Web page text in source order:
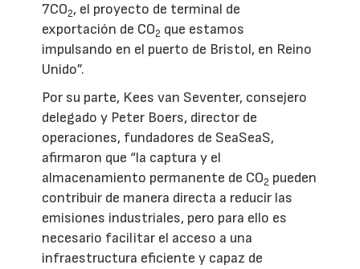
7CO2, el proyecto de terminal de
exportación de CO2 que estamos
impulsando en el puerto de Bristol, en Reino
Unido”.
Por su parte, Kees van Seventer, consejero
delegado y Peter Boers, director de
operaciones, fundadores de SeaSeaS,
afirmaron que “la captura y el
almacenamiento permanente de CO2 pueden
contribuir de manera directa a reducir las
emisiones industriales, pero para ello es
necesario facilitar el acceso a una
infraestructura eficiente y capaz de